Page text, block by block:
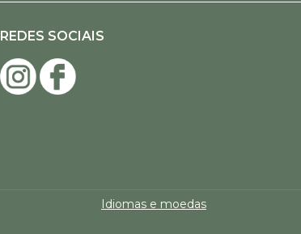
REDES SOCIAIS
Idiomas e moedas